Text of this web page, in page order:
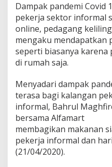
u
n
t
u
k
P
e
r
j
a
S
e
k
t
Dampak pandemi Covid
pekerja sektor informal
online, pedagang
mengaku mendapatkan
seperti biasanya karena
di rumah saja.
Menyadari dampak
terasa bagi kalangan
informal, Bahrul
bersama Alfamart
membagikan makanan
pekerja informal dan
(21/04/2020).